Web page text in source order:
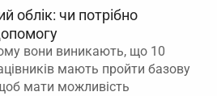
облік: чи потрібно
вони виникають, що 10
мають пройти базову
мати можливість